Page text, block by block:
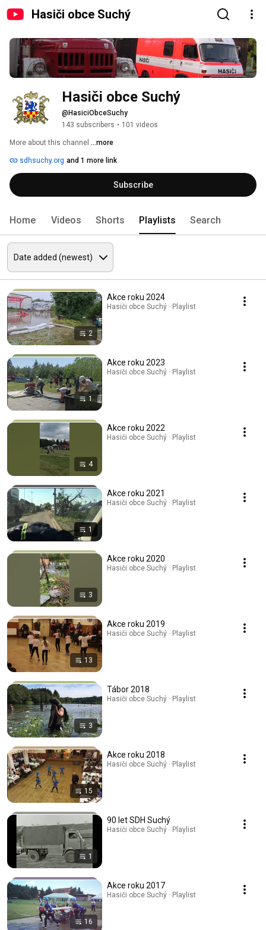
Hasiči obce Suchý
Hasiči obce Suchý
@HasiciObceSuchy
143 subscribers • 101 videos
More about this channel ...more
sdhsuchy.org and 1 more link
Subscribe
Home Videos Shorts Playlists Search
2
Akce roku 2024
Hasiči obce Suchý · Playlist
1
Akce roku 2023
Hasiči obce Suchý · Playlist
4
Akce roku 2022
Hasiči obce Suchý · Playlist
1
Akce roku 2021
Hasiči obce Suchý · Playlist
3
Akce roku 2020
Hasiči obce Suchý · Playlist
13
Akce roku 2019
Hasiči obce Suchý · Playlist
3
Tábor 2018
Hasiči obce Suchý · Playlist
15
Akce roku 2018
Hasiči obce Suchý · Playlist
1
90 let SDH Suchý
Hasiči obce Suchý · Playlist
16
Akce roku 2017
Hasiči obce Suchý · Playlist